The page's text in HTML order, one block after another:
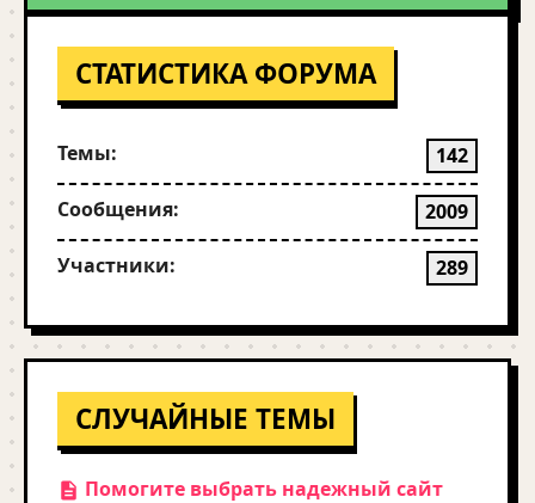
СТАТИСТИКА ФОРУМА
Темы: 142
Сообщения: 2009
Участники: 289
СЛУЧАЙНЫЕ ТЕМЫ
Помогите выбрать надежный сайт